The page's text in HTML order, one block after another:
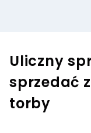
Uliczny
sprzedać
torby